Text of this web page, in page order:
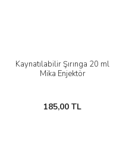
Kaynatılabilir Şırınga 20 ml
Mika Enjektör
185,00 TL